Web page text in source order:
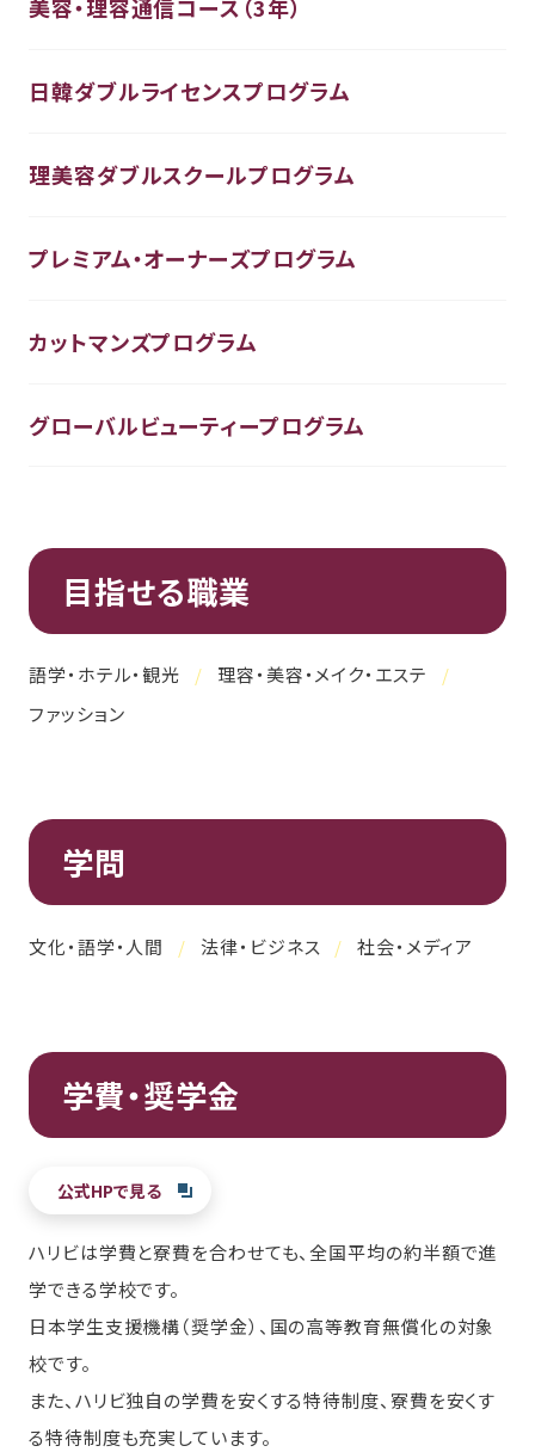
美容・理容通信コース（3年）
日韓ダブルライセンスプログラム
理美容ダブルスクールプログラム
プレミアム・オーナーズプログラム
カットマンズプログラム
グローバルビューティープログラム
目指せる職業
語学・ホテル・観光
理容・美容・メイク・エステ
ファッション
学問
文化・語学・人間 法律・ビジネス 社会・メディア
学費・奨学金
公式HPで見る
ハリビは学費と寮費を合わせても、全国平均の約半額で進
学できる学校です。
日本学生支援機構（奨学金）、国の高等教育無償化の対象
校です。
また、ハリビ独自の学費を安くする特待制度、寮費を安くす
る特待制度も充実しています。